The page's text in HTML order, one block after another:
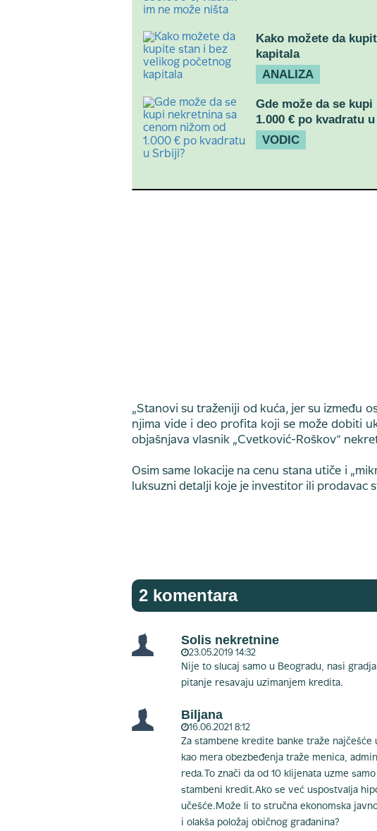
Kako možete da
kapitala
ANALIZA
Gde može da se
1.000 € po kvadratu
VODIC
„Stanovi su traženiji od kuća, jer su između
njima vide i deo profita koji se može dobiti
objašnjava vlasnik „Cvetković-Roškov“
Osim same lokacije na cenu stana utiče i
luksuzni detalji koje je investitor ili prodavac
2 komentara
Solis nekretnine
23.05.2019 14:32
Nije to slucaj samo u Beogradu, nasi
pitanje resavaju uzimanjem kredita.
Biljana
16.06.2021 8:12
Za stambene kredite banke traže
kao mera obezbeđenja traže menica,
reda.To znači da od 10 klijenata uzme
stambeni kredit.Ako se već uspostvalja
učešće.Može li to stručna ekonomska
i olakša položaj običnog građanina?